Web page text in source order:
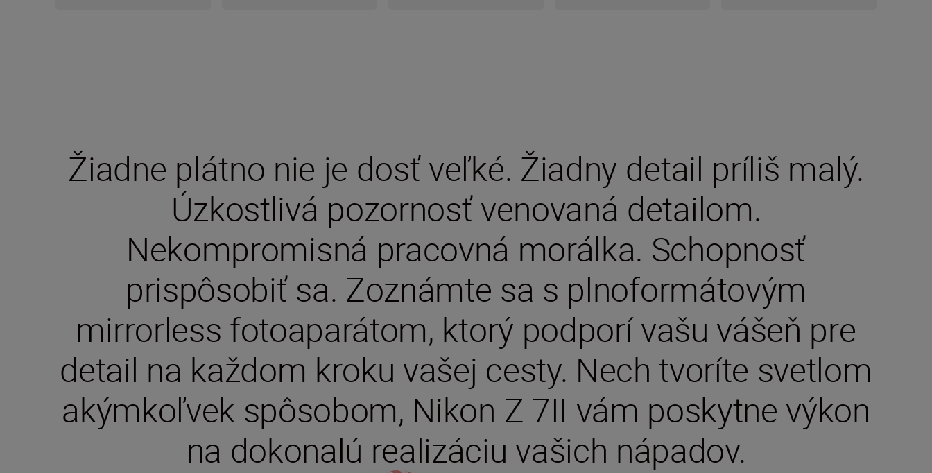
Žiadne plátno nie je dosť veľké. Žiadny detail príliš malý.
Úzkostlivá pozornosť venovaná detailom.
Nekompromisná pracovná morálka. Schopnosť
prispôsobiť sa. Zoznámte sa s plnoformátovým
mirrorless fotoaparátom, ktorý podporí vašu vášeň pre
detail na každom kroku vašej cesty. Nech tvoríte svetlom
akýmkoľvek spôsobom, Nikon Z 7II vám poskytne výkon
na dokonalú realizáciu vašich nápadov.